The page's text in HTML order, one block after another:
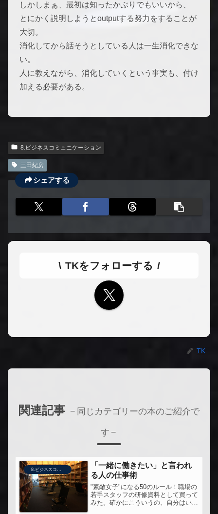
しかしまぁ、最初は知ったかぶりでもいいから、
とにかく説明しようとoutputする努力をすることが
大切。
消化してから話そうとしている人は一生消化できな
い。
人に教えながら、消化していくという事実も、付け
加える必要がある。
8.ビジネスコミュニケーション
三田紀房
シェアする
TKをフォローする
TK
関連記事
同じカテゴリーの本のご紹介で
す
「一緒に働きたい」と言われ
る人の仕事術
"素敵女子"になる50のルール！職場の
若手スタッフの研修資料として買って
みた。確かにこういうの、自分はいつ